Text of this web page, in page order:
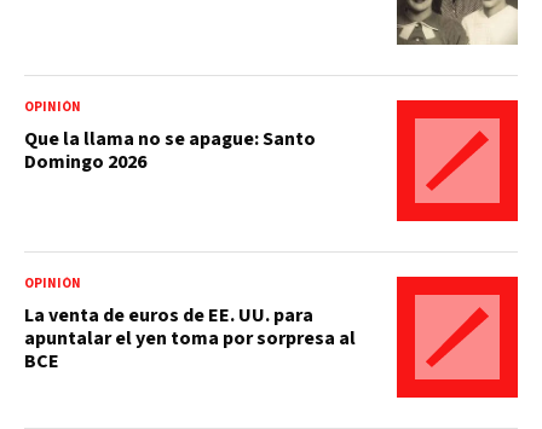
OPINIÓN
Que la llama no se apague: Santo
Domingo 2026
OPINIÓN
La venta de euros de EE. UU. para
apuntalar el yen toma por sorpresa al
BCE